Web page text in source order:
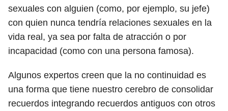
sexuales con alguien (como, por ejemplo, su jefe)
con quien nunca tendría relaciones sexuales en la
vida real, ya sea por falta de atracción o por
incapacidad (como con una persona famosa).
Algunos expertos creen que la no continuidad es
una forma que tiene nuestro cerebro de consolidar
recuerdos integrando recuerdos antiguos con otros